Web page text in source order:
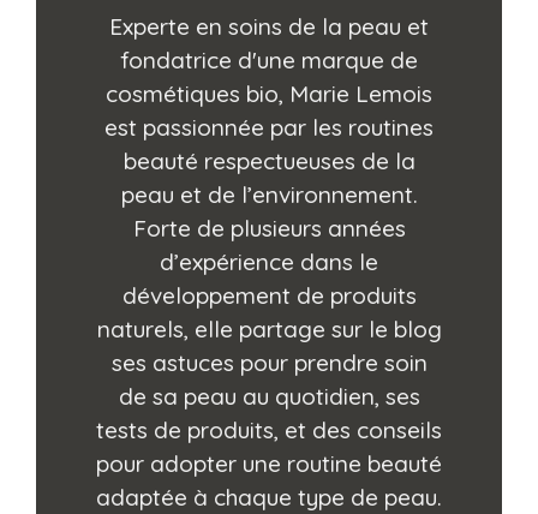
Experte en soins de la peau et
fondatrice d'une marque de
cosmétiques bio, Marie Lemois
est passionnée par les routines
beauté respectueuses de la
peau et de l’environnement.
Forte de plusieurs années
d’expérience dans le
développement de produits
naturels, elle partage sur le blog
ses astuces pour prendre soin
de sa peau au quotidien, ses
tests de produits, et des conseils
pour adopter une routine beauté
adaptée à chaque type de peau.